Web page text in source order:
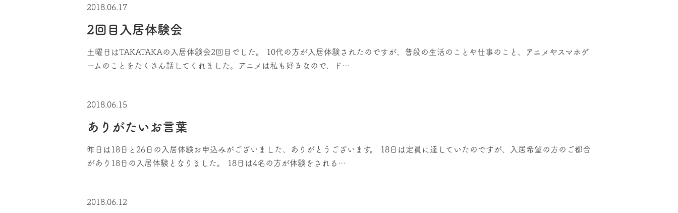
2018.06.17
2回目入居体験会
土曜日はTAKATAKAの入居体験会2回目でした。 10代の方が入居体験されたのですが、普段の生活のことや仕事のこと、アニメやスマホゲ
ームのことをたくさん話してくれました。アニメは私も好きなので、ド…
2018.06.15
ありがたいお言葉
昨日は18日と26日の入居体験お申込みがございました、ありがとうございます。 18日は定員に達していたのですが、入居希望の方のご都合
があり18日の入居体験となりました。 18日は4名の方が体験をされる…
2018.06.12